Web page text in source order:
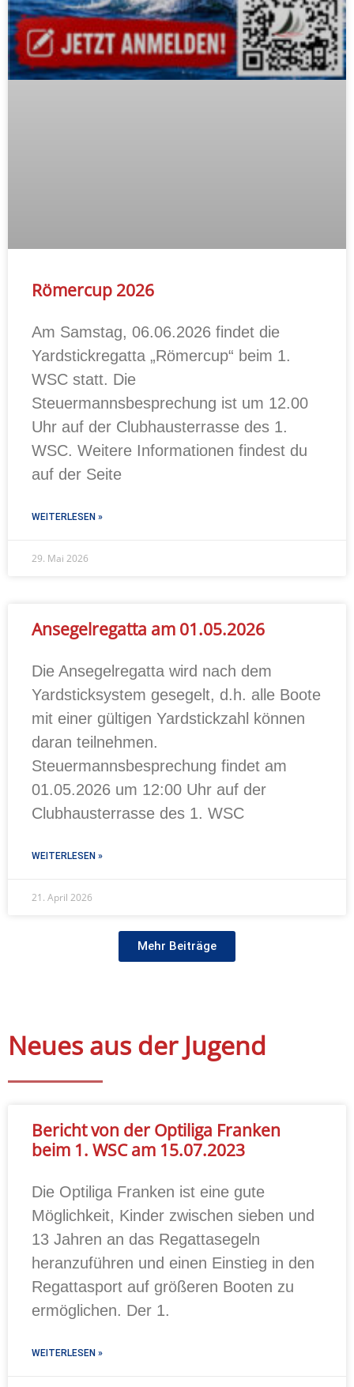
Römercup 2026
Am Samstag, 06.06.2026 findet die
Yardstickregatta „Römercup“ beim 1.
WSC statt. Die
Steuermannsbesprechung ist um 12.00
Uhr auf der Clubhausterrasse des 1.
WSC. Weitere Informationen findest du
auf der Seite
WEITERLESEN »
29. Mai 2026
Ansegelregatta am 01.05.2026
Die Ansegelregatta wird nach dem
Yardsticksystem gesegelt, d.h. alle Boote
mit einer gültigen Yardstickzahl können
daran teilnehmen.
Steuermannsbesprechung findet am
01.05.2026 um 12:00 Uhr auf der
Clubhausterrasse des 1. WSC
WEITERLESEN »
21. April 2026
Mehr Beiträge
Neues aus der Jugend
Bericht von der Optiliga Franken
beim 1. WSC am 15.07.2023
Die Optiliga Franken ist eine gute
Möglichkeit, Kinder zwischen sieben und
13 Jahren an das Regattasegeln
heranzuführen und einen Einstieg in den
Regattasport auf größeren Booten zu
ermöglichen. Der 1.
WEITERLESEN »